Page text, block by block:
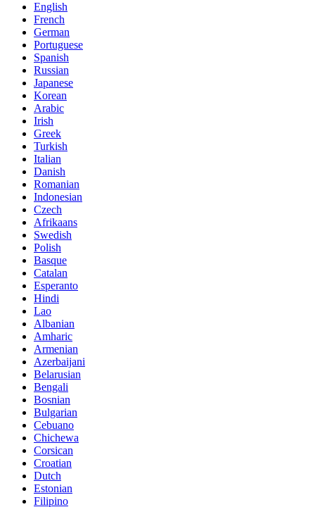
English
French
German
Portuguese
Spanish
Russian
Japanese
Korean
Arabic
Irish
Greek
Turkish
Italian
Danish
Romanian
Indonesian
Czech
Afrikaans
Swedish
Polish
Basque
Catalan
Esperanto
Hindi
Lao
Albanian
Amharic
Armenian
Azerbaijani
Belarusian
Bengali
Bosnian
Bulgarian
Cebuano
Chichewa
Corsican
Croatian
Dutch
Estonian
Filipino